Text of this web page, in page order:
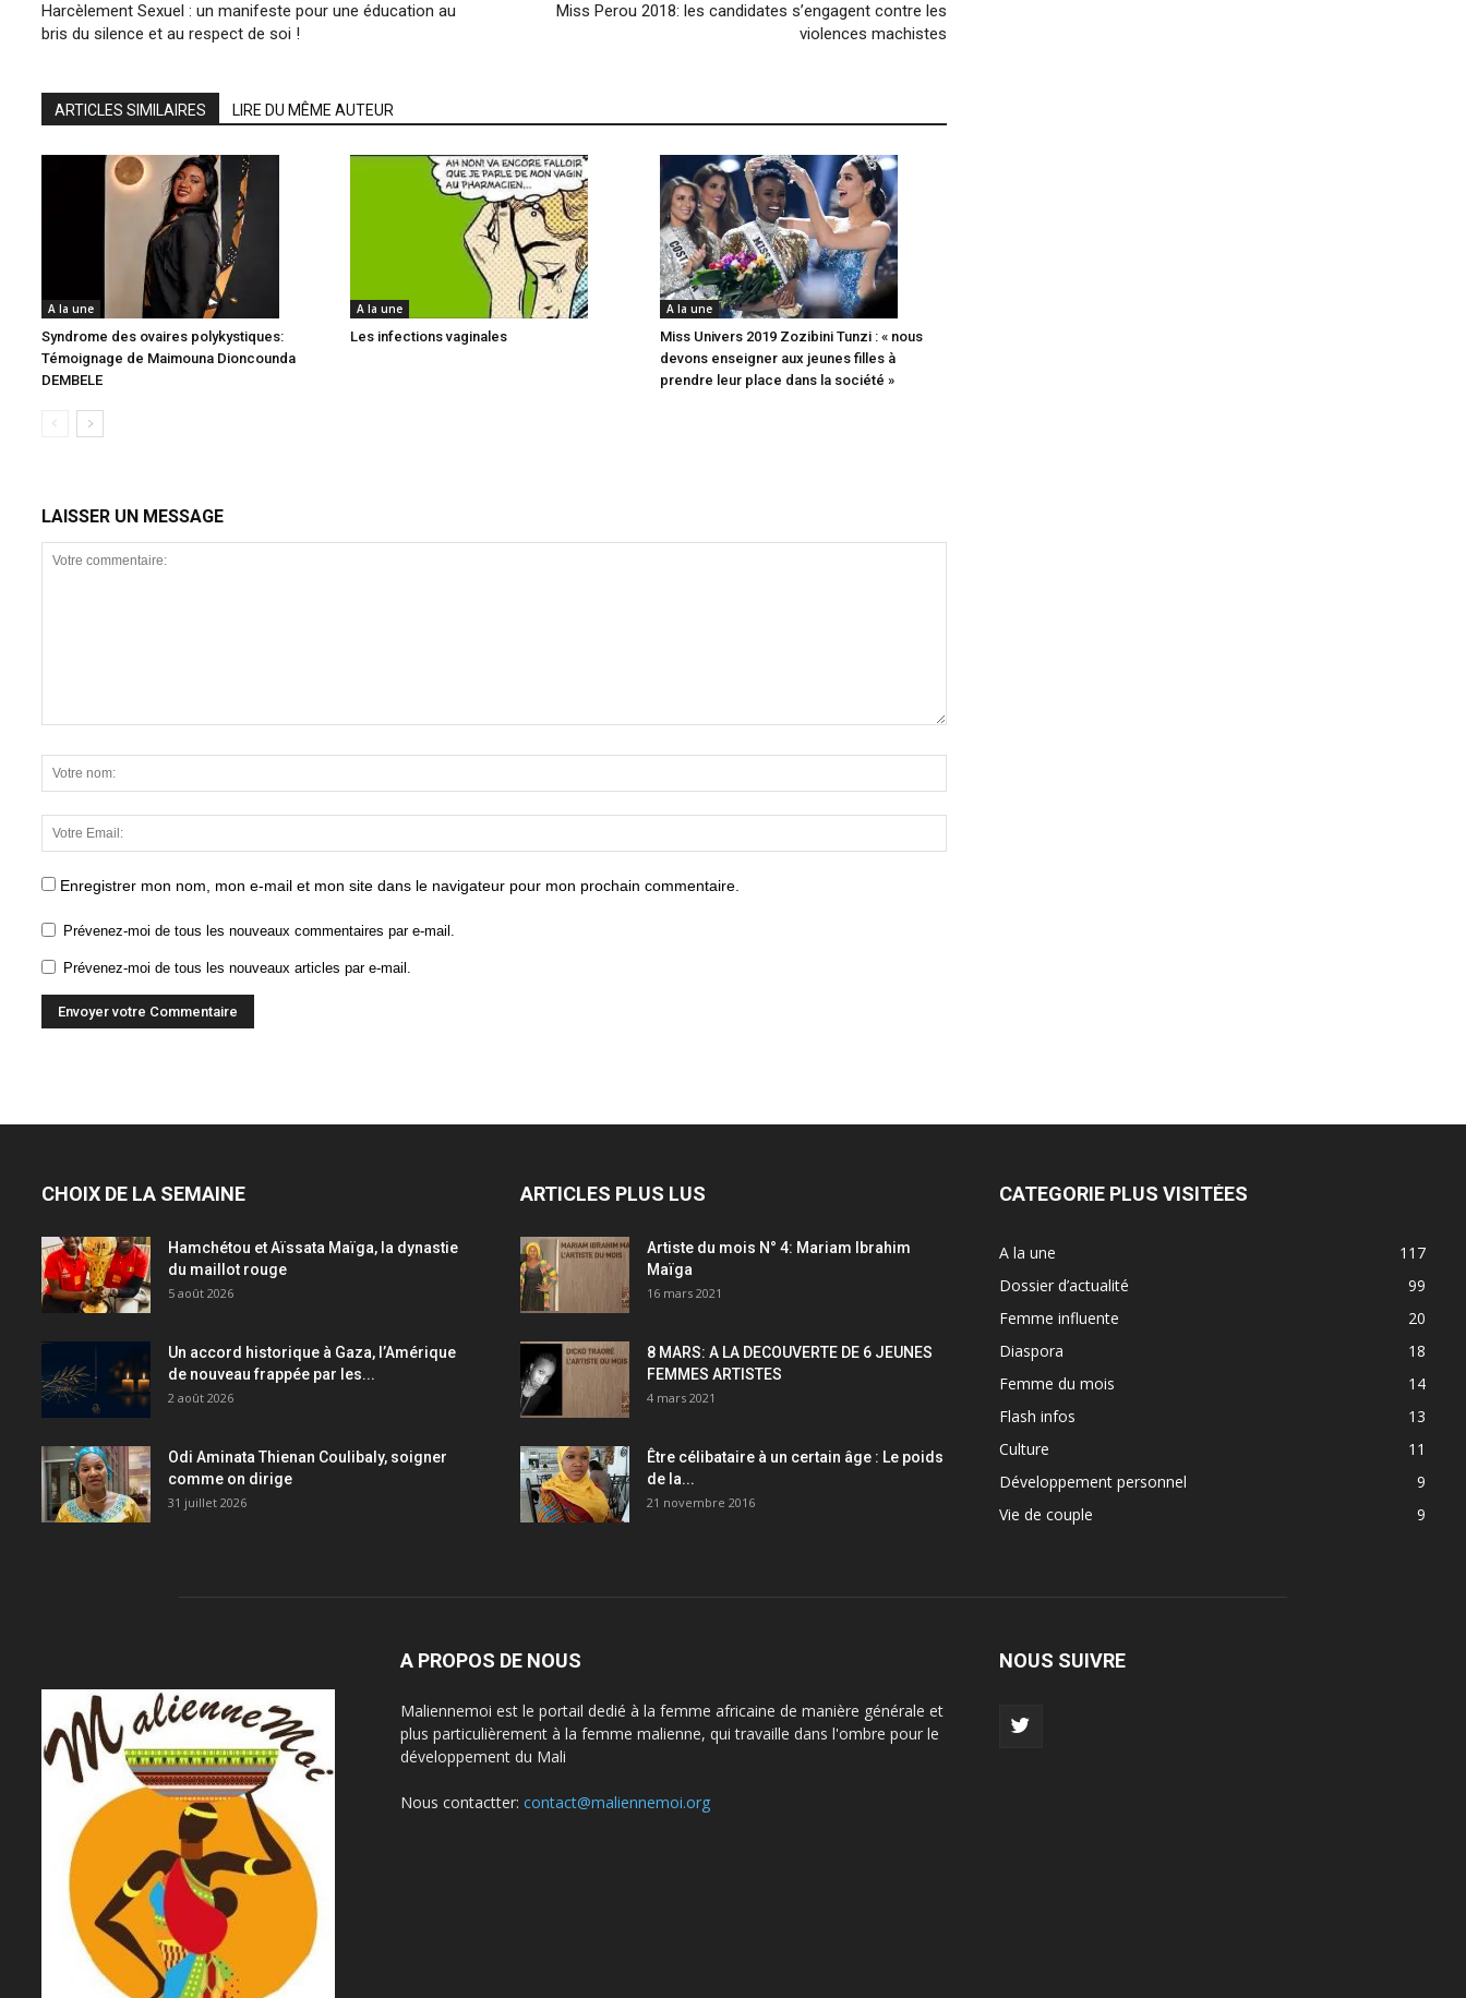
Harcèlement Sexuel : un manifeste pour une éducation au
bris du silence et au respect de soi !
Miss Perou 2018: les candidates s’engagent contre les
violences machistes
ARTICLES SIMILAIRES LIRE DU MÊME AUTEUR
A la une
Syndrome des ovaires polykystiques:
Témoignage de Maimouna Dioncounda
DEMBELE
A la une
Les infections vaginales
A la une
Miss Univers 2019 Zozibini Tunzi : « nous
devons enseigner aux jeunes filles à
prendre leur place dans la société »
LAISSER UN MESSAGE
Enregistrer mon nom, mon e-mail et mon site dans le navigateur pour mon prochain commentaire.
Prévenez-moi de tous les nouveaux commentaires par e-mail.
Prévenez-moi de tous les nouveaux articles par e-mail.
CHOIX DE LA SEMAINE
Hamchétou et Aïssata Maïga, la dynastie
du maillot rouge
5 août 2026
Un accord historique à Gaza, l’Amérique
de nouveau frappée par les...
2 août 2026
Odi Aminata Thienan Coulibaly, soigner
comme on dirige
31 juillet 2026
ARTICLES PLUS LUS
Artiste du mois N° 4: Mariam Ibrahim
Maïga
16 mars 2021
8 MARS: A LA DECOUVERTE DE 6 JEUNES
FEMMES ARTISTES
4 mars 2021
Être célibataire à un certain âge : Le poids
de la...
21 novembre 2016
CATEGORIE PLUS VISITÉES
A la une
117
Dossier d’actualité
99
Femme influente
20
Diaspora
18
Femme du mois
14
Flash infos
13
Culture
11
Développement personnel
9
Vie de couple
9
A PROPOS DE NOUS
Maliennemoi est le portail dedié à la femme africaine de manière générale et
plus particulièrement à la femme malienne, qui travaille dans l'ombre pour le
développement du Mali
Nous contactter: contact@maliennemoi.org
NOUS SUIVRE